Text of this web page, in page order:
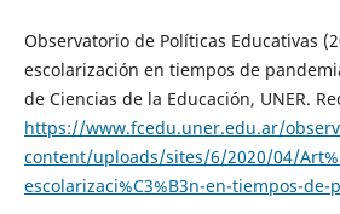
Observatorio de Políticas Educativas
escolarización en tiempos de
de Ciencias de la Educación, UNER.
https://www.fcedu.uner.edu.ar/
content/uploads/sites/6/2020/04/
escolarizaci%C3%B3n-en-tiempos-